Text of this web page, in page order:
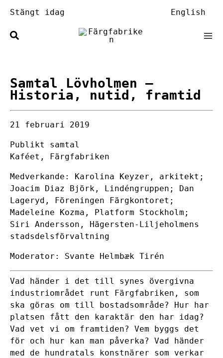
till
innehåll
Stängt idag English
Samtal Lövholmen –
Historia, nutid, framtid
21 februari 2019
Publikt samtal
Kaféet, Färgfabriken
Medverkande: Karolina Keyzer, arkitekt;
Joacim Diaz Björk, Lindéngruppen; Dan
Lageryd, Föreningen Färgkontoret;
Madeleine Kozma, Platform Stockholm;
Siri Andersson, Hägersten-Liljeholmens
stadsdelsförvaltning
Moderator: Svante Helmbæk Tirén
Vad händer i det till synes övergivna
industriområdet runt Färgfabriken, som
ska göras om till bostadsområde? Hur har
platsen fått den karaktär den har idag?
Vad vet vi om framtiden? Vem byggs det
för och hur kan man påverka? Vad händer
med de hundratals konstnärer som verkar